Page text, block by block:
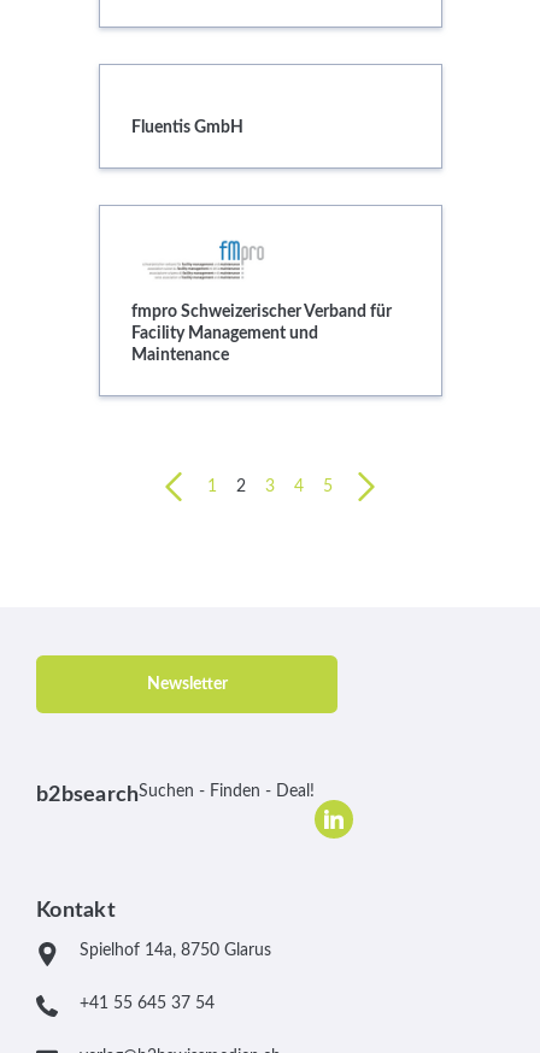
Fluentis GmbH
fmpro Schweizerischer Verband für
Facility Management und
Maintenance
previous
1 2 3 4 5 next
Newsletter
b2bsearchSuchen - Finden - Deal!
Kontakt
Spielhof 14a, 8750 Glarus
+41 55 645 37 54